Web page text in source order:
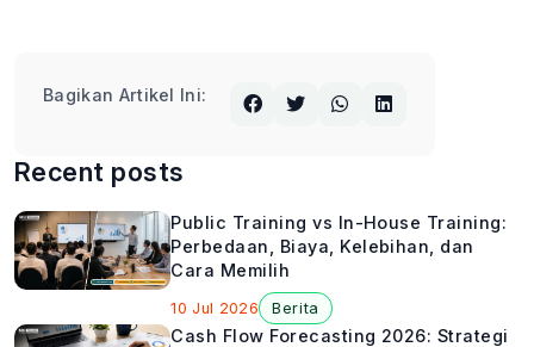
Bagikan Artikel Ini:
Recent posts
Public Training vs In-House Training:
Perbedaan, Biaya, Kelebihan, dan
Cara Memilih
10 Jul 2026 Berita
Cash Flow Forecasting 2026: Strategi